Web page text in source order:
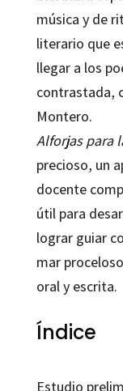
música y de
literario que
llegar a los
contrastada,
Montero.
Alforjas para
precioso, un
docente
útil para
lograr guiar
mar
oral y escrita.
Índice
Estudio